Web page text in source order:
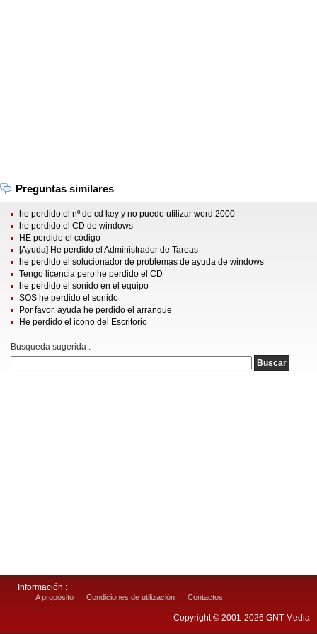
Preguntas similares
he perdido el nº de cd key y no puedo utilizar word 2000
he perdido el CD de windows
HE perdido el código
[Ayuda] He perdido el Administrador de Tareas
he perdido el solucionador de problemas de ayuda de windows
Tengo licencia pero he perdido el CD
he perdido el sonido en el equipo
SOS he perdido el sonido
Por favor, ayuda he perdido el arranque
He perdido el icono del Escritorio
Busqueda sugerida :
Información :
A propósito Condiciones de utilización Contactos
Copyright © 2001-2026 GNT Media